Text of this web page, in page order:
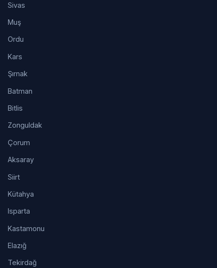
Sivas
Muş
Ordu
Kars
Şırnak
Batman
Bitlis
Zonguldak
Çorum
Aksaray
Siirt
Kütahya
Isparta
Kastamonu
Elazığ
Tekirdağ